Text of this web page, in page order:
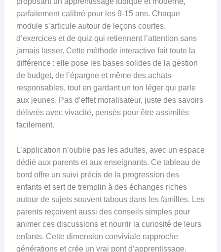
parfaitement calibré pour les 9-15 ans. Chaque
module s’articule autour de leçons courtes,
d’exercices et de quiz qui retiennent l’attention sans
jamais lasser. Cette méthode interactive fait toute la
différence : elle pose les bases solides de la gestion
de budget, de l’épargne et même des achats
responsables, tout en gardant un ton léger qui parle
aux jeunes. Pas d’effet moralisateur, juste des savoirs
délivrés avec vivacité, pensés pour être assimilés
facilement.
L’application n’oublie pas les adultes, avec un espace
dédié aux parents et aux enseignants. Ce tableau de
bord offre un suivi précis de la progression des
enfants et sert de tremplin à des échanges riches
autour de sujets souvent tabous dans les familles. Les
parents reçoivent aussi des conseils simples pour
animer ces discussions et nourrir la curiosité de leurs
enfants. Cette dimension conviviale rapproche
générations et crée un vrai pont d’apprentissage.